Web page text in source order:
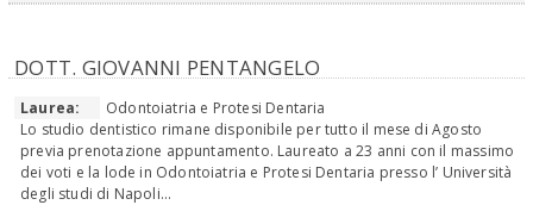
DOTT. GIOVANNI PENTANGELO
Laurea:
Odontoiatria e Protesi Dentaria
Lo studio dentistico rimane disponibile per tutto il mese di Agosto
previa prenotazione appuntamento. Laureato a 23 anni con il massimo
dei voti e la lode in Odontoiatria e Protesi Dentaria presso l’ Università
degli studi di Napoli...